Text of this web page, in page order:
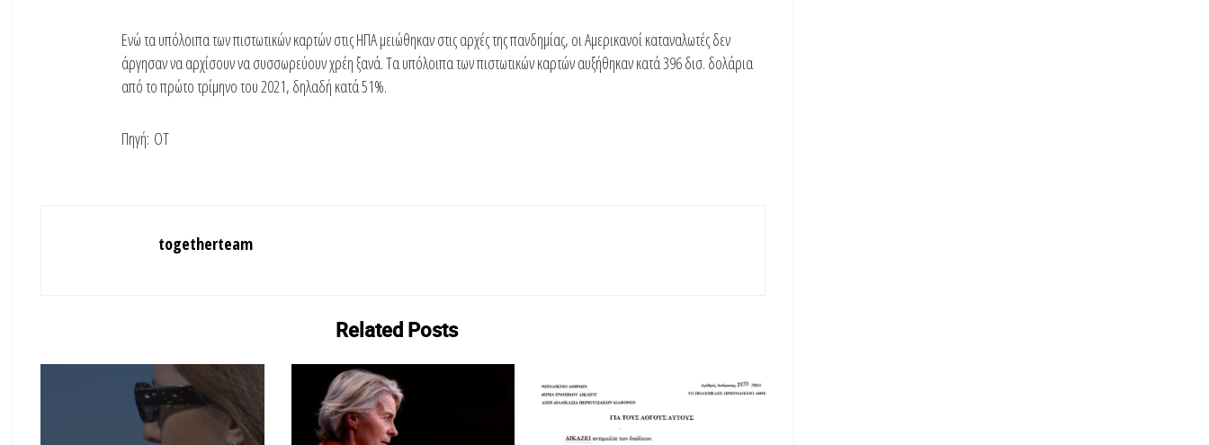
Ενώ τα υπόλοιπα των πιστωτικών καρτών στις ΗΠΑ μειώθηκαν στις αρχές της πανδημίας, οι Αμερικανοί καταναλωτές δεν
άργησαν να αρχίσουν να συσσωρεύουν χρέη ξανά. Τα υπόλοιπα των πιστωτικών καρτών αυξήθηκαν κατά 396 δισ. δολάρια
από το πρώτο τρίμηνο του 2021, δηλαδή κατά 51%.
Πηγή: ΟΤ
togetherteam
RelatedPosts